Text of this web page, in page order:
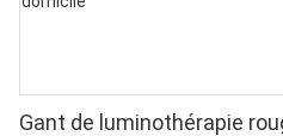
Gant de luminothérapie